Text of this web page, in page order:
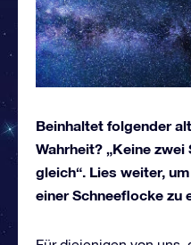
Beinhaltet folgender
Wahrheit? „Keine
gleich“. Lies weiter,
einer Schneeflocke zu